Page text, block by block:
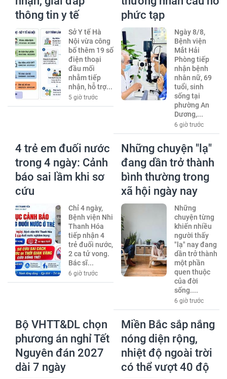
thông tin y tế
Sở Y tế Hà
Nội vừa công
bố thêm 19 số
điện thoại
đầu mối
nhằm tiếp
nhận, hỗ trợ...
5 giờ trước
phức tạp
Ngày 8/8,
Bệnh viện
Mắt Hải
Phòng tiếp
nhận bệnh
nhân nữ, 69
tuổi, sinh
sống tại
phường An
Dương,...
6 giờ trước
4 trẻ em đuối nước
trong 4 ngày: Cảnh
báo sai lầm khi sơ
cứu
Chỉ 4 ngày,
Bệnh viện Nhi
Thanh Hóa
tiếp nhận 4
trẻ đuối nước,
2 ca tử vong.
Bác sĩ...
6 giờ trước
Những chuyện "lạ"
đang dần trở thành
bình thường trong
xã hội ngày nay
Những
chuyện từng
khiến nhiều
người thấy
"lạ" nay đang
dần trở thành
một phần
quen thuộc
của đời
sống....
6 giờ trước
Bộ VHTT&DL chọn
phương án nghỉ Tết
Nguyên đán 2027
dài 7 ngày
Miền Bắc sắp nắng
nóng diện rộng,
nhiệt độ ngoài trời
có thể vượt 40 độ